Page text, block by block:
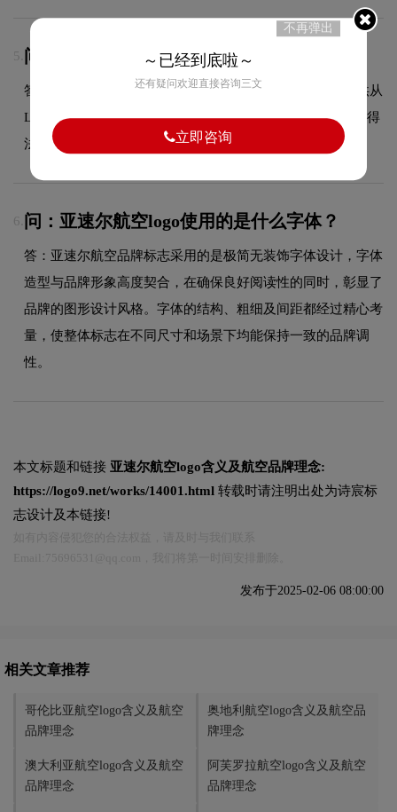
5. 问：LOGO设计可以注册商标吗？
答：可以，我们拥有专业的商标代理资质，能够为客户提供从
LOGO设计到商标注册的一站式服务，确保您的品牌标识获得
法律保护。
6. 问：亚速尔航空logo使用的是什么字体？
答：亚速尔航空品牌标志采用的是极简无装饰字体设计，字体
造型与品牌形象高度契合，在确保良好阅读性的同时，彰显了
品牌的图形设计风格。字体的结构、粗细及间距都经过精心考
量，使整体标志在不同尺寸和场景下均能保持一致的品牌调
性。
本文标题和链接 亚速尔航空logo含义及航空品牌理念:
https://logo9.net/works/14001.html 转载时请注明出处为诗宸标
志设计及本链接!
发布于2025-02-06 08:00:00
相关文章推荐
哥伦比亚航空logo含义及航空
品牌理念
奥地利航空logo含义及航空品
牌理念
澳大利亚航空logo含义及航空
品牌理念
阿芙罗拉航空logo含义及航空
品牌理念
不再弹出
～已经到底啦～
还有疑问欢迎直接咨询三文
立即咨询